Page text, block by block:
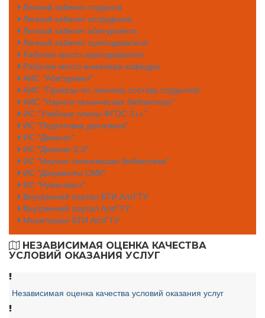
Личный кабинет студента
Личный кабинет сотрудника
Личный кабинет абитуриента
Личный кабинет преподавателя
Рабочее место преподавателя
Рабочее место инженера кафедры
АИС "Абитуриент"
АИС "Приказы по личному составу студентов"
АИС "Научно-техническая библиотека"
ИС "Учебные планы ФГОС 3++"
ИС "Подготовка дипломов"
ИС "Деканат"
ИС "Деканат 2.0"
ИС "Научно-техническая библиотека"
ИС "Документы СМК"
ИС "Руконтекст"
Внутренний портал БТИ АлтГТУ
Внутренний портал АлтГТУ
Мониторинг БТИ АлтГТУ
НЕЗАВИСИМАЯ ОЦЕНКА КАЧЕСТВА
УСЛОВИЙ ОКАЗАНИЯ УСЛУГ
Независимая оценка качества условий оказания услуг